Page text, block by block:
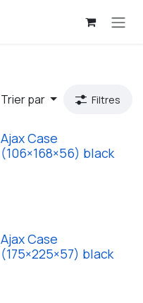
Trier par Filtres
Ajax Case
(106×168×56) black
Ajax Case
(175×225×57) black